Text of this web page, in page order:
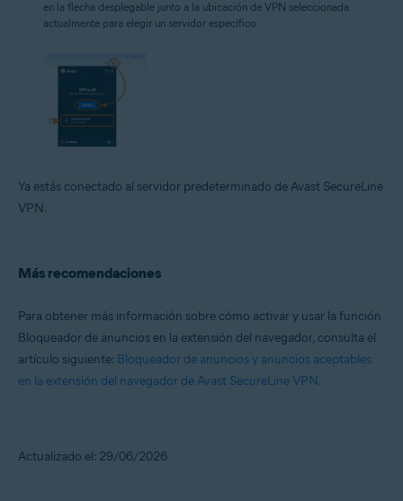
en la flecha desplegable junto a la ubicación de VPN seleccionada
actualmente para elegir un servidor específico.
Ya estás conectado al servidor predeterminado de Avast SecureLine
VPN.
Más recomendaciones
Para obtener más información sobre cómo activar y usar la función
Bloqueador de anuncios en la extensión del navegador, consulta el
artículo siguiente: Bloqueador de anuncios y anuncios aceptables
en la extensión del navegador de Avast SecureLine VPN.
Actualizado el: 29/06/2026